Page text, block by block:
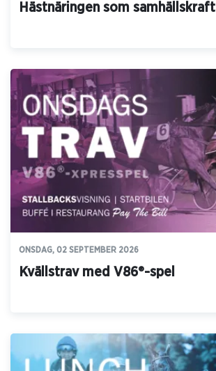
Hästnäringen som samhällskraft
ONSDAG, 02 SEPTEMBER 2026
Kvällstrav med V86®-spel